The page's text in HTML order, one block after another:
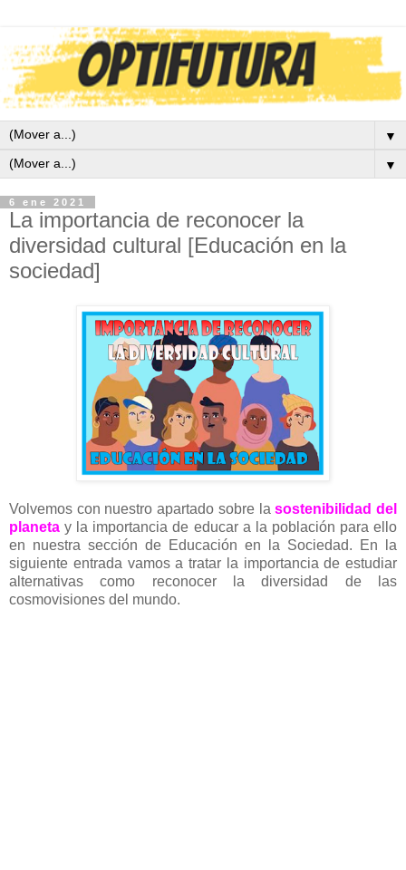
▼
▼
6 ene 2021
La importancia de reconocer la
diversidad cultural [Educación en la
sociedad]
Volvemos con nuestro apartado sobre lasostenibilidad del
planeta y la importancia de educar a la población para ello
en nuestra sección de Educación en la Sociedad. En la
siguiente entrada vamos a tratar la importancia de estudiar
alternativas como reconocer la diversidad de las
cosmovisiones del mundo.